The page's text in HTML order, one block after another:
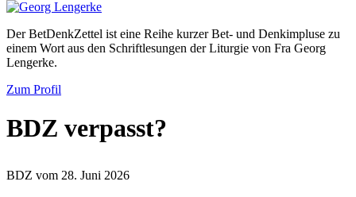
Der BetDenkZettel ist eine Reihe kurzer Bet- und Denkimpluse zu
einem Wort aus den Schriftlesungen der Liturgie von Fra Georg
Lengerke.
Zum Profil
BDZ verpasst?
BDZ vom 28. Juni 2026